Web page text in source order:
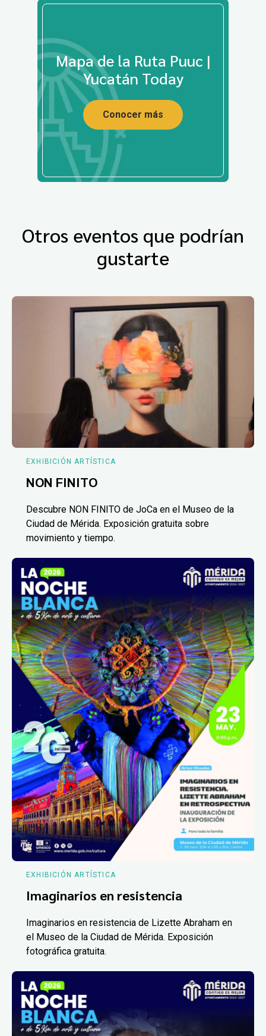
Mapa de la Ruta Puuc |
Yucatán Today
Conocer más
Otros eventos que podrían
gustarte
EXHIBICIÓN ARTÍSTICA
NON FINITO
Descubre NON FINITO de JoCa en el Museo de la
Ciudad de Mérida. Exposición gratuita sobre
movimiento y tiempo.
EXHIBICIÓN ARTÍSTICA
Imaginarios en resistencia
Imaginarios en resistencia de Lizette Abraham en
el Museo de la Ciudad de Mérida. Exposición
fotográfica gratuita.